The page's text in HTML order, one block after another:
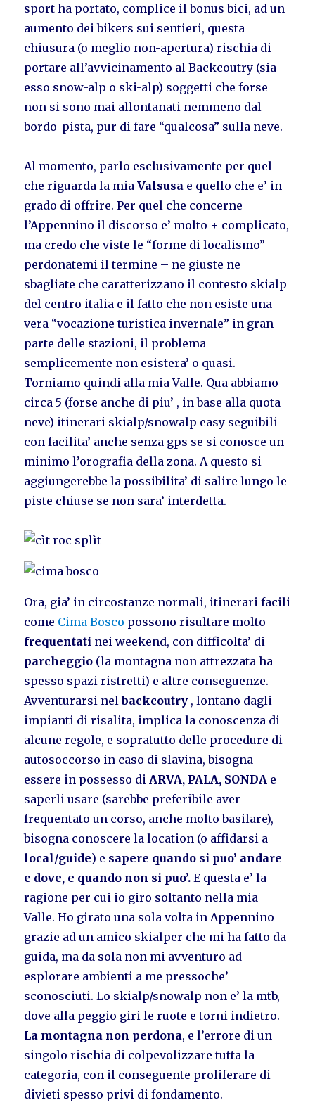
sport ha portato, complice il bonus bici, ad un
aumento dei bikers sui sentieri, questa
chiusura (o meglio non-apertura) rischia di
portare all’avvicinamento al Backcoutry (sia
esso snow-alp o ski-alp) soggetti che forse
non si sono mai allontanati nemmeno dal
bordo-pista, pur di fare “qualcosa” sulla neve.
Al momento, parlo esclusivamente per quel
che riguarda la miaValsusa e quello che e’ in
grado di offrire. Per quel che concerne
l’Appennino il discorso e’ molto + complicato,
ma credo che viste le “forme di localismo” –
perdonatemi il termine – ne giuste ne
sbagliate che caratterizzano il contesto skialp
del centro italia e il fatto che non esiste una
vera “vocazione turistica invernale” in gran
parte delle stazioni, il problema
semplicemente non esistera’ o quasi.
Torniamo quindi alla mia Valle. Qua abbiamo
circa 5 (forse anche di piu’ , in base alla quota
neve) itinerari skialp/snowalp easy seguibili
con facilita’ anche senza gps se si conosce un
minimo l’orografia della zona. A questo si
aggiungerebbe la possibilita’ di salire lungo le
piste chiuse se non sara’ interdetta.
Ora, gia’ in circostanze normali, itinerari facili
come Cima Bosco possono risultare molto
frequentati nei weekend, con difficolta’ di
parcheggio (la montagna non attrezzata ha
spesso spazi ristretti) e altre conseguenze.
Avventurarsi nelbackcoutry , lontano dagli
impianti di risalita, implica la conoscenza di
alcune regole, e sopratutto delle procedure di
autosoccorso in caso di slavina, bisogna
essere in possesso di ARVA, PALA, SONDA e
saperli usare (sarebbe preferibile aver
frequentato un corso, anche molto basilare),
bisogna conoscere la location (o affidarsi a
local/guide) e sapere quando si puo’ andare
e dove, e quando non si puo’. E questa e’ la
ragione per cui io giro soltanto nella mia
Valle. Ho girato una sola volta in Appennino
grazie ad un amico skialper che mi ha fatto da
guida, ma da sola non mi avventuro ad
esplorare ambienti a me pressoche’
sconosciuti. Lo skialp/snowalp non e’ la mtb,
dove alla peggio giri le ruote e torni indietro.
La montagna non perdona, e l’errore di un
singolo rischia di colpevolizzare tutta la
categoria, con il conseguente proliferare di
divieti spesso privi di fondamento.